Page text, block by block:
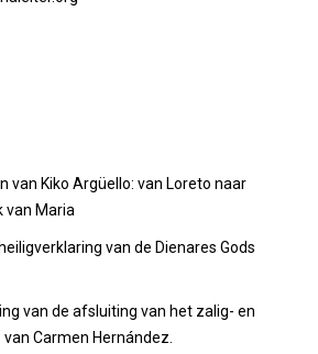
van Kiko Argüello: van Loreto naar
van Maria
van de Dienares Gods
van de afsluiting van het zalig- en
Carmen Hernández.